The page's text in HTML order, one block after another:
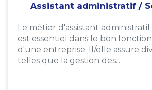
Assistant administratif /
Le métier d'assistant
est essentiel dans le bon
d'une entreprise. Il/elle assure
telles que la gestion des...